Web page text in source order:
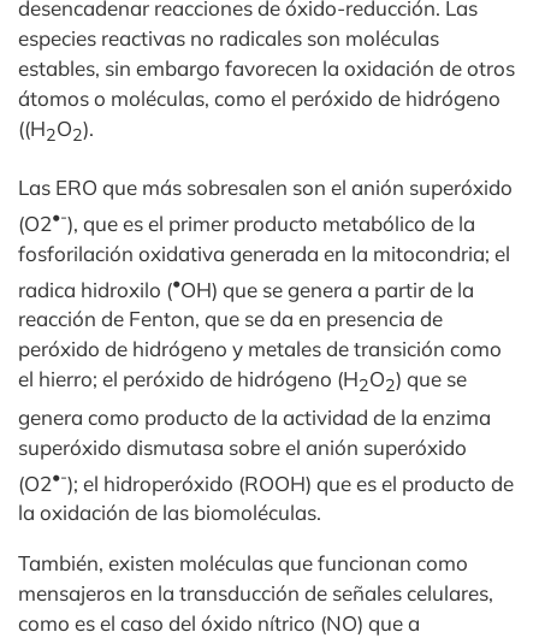
desencadenar reacciones de óxido-reducción. Las
especies reactivas no radicales son moléculas
estables, sin embargo favorecen la oxidación de otros
átomos o moléculas, como el peróxido de hidrógeno
((H2O2).
Las ERO que más sobresalen son el anión superóxido
(O2•-), que es el primer producto metabólico de la
fosforilación oxidativa generada en la mitocondria; el
radica hidroxilo (•OH) que se genera a partir de la
reacción de Fenton, que se da en presencia de
peróxido de hidrógeno y metales de transición como
el hierro; el peróxido de hidrógeno (H2O2) que se
genera como producto de la actividad de la enzima
superóxido dismutasa sobre el anión superóxido
(O2•-); el hidroperóxido (ROOH) que es el producto de
la oxidación de las biomoléculas.
También, existen moléculas que funcionan como
mensajeros en la transducción de señales celulares,
como es el caso del óxido nítrico (NO) que a